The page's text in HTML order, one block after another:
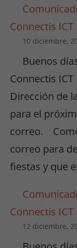
Connectis
10 diciembre,
Buenos
Connectis
Dirección de
para el
correo.
correo para
fiestas y que
Connectis
12 diciembre,